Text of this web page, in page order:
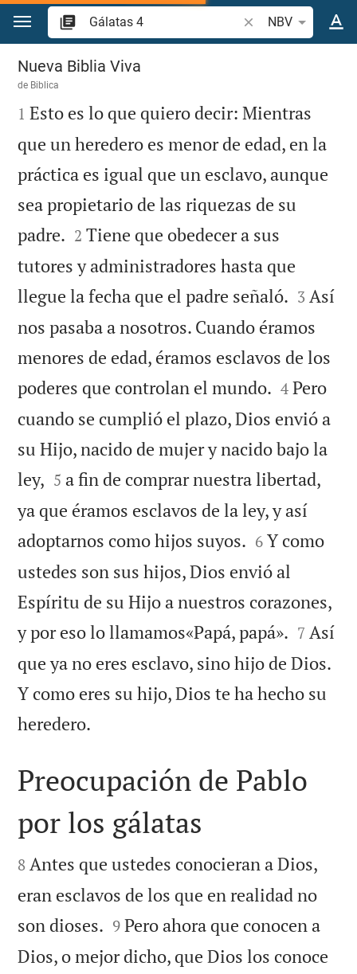
Ir a un contenido
Buscar versículo
NBV
Gálatas 4
Nueva Biblia Viva
de Biblica

1 Esto es lo que quiero decir: Mientras
que un heredero es menor de edad, en la
práctica es igual que un esclavo, aunque
sea propietario de las riquezas de su
padre. 

2 Tiene que obedecer a sus
tutores y administradores hasta que
llegue la fecha que el padre señaló. 

3 Así
nos pasaba a nosotros. Cuando éramos
menores de edad, éramos esclavos de los
poderes que controlan el mundo. 

4 Pero
cuando se cumplió el plazo, Dios envió a
su Hijo, nacido de mujer y nacido bajo la
ley, 

5 a fin de comprar nuestra libertad,
ya que éramos esclavos de la ley, y así
adoptarnos como hijos suyos. 

6 Y como
ustedes son sus hijos, Dios envió al
Espíritu de su Hijo a nuestros corazones,
y por eso lo llamamos«Papá, papá». 

7 Así
que ya no eres esclavo, sino hijo de Dios.
Y como eres su hijo, Dios te ha hecho su
heredero.

Preocupación de Pablo
por los gálatas

8 Antes que ustedes conocieran a Dios,
eran esclavos de los que en realidad no
son dioses. 

9 Pero ahora que conocen a
Dios, o mejor dicho, que Dios los conoce